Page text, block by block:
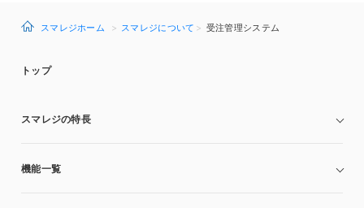
スマレジホーム スマレジについて 受注管理システム
トップ
スマレジの特長
機能一覧